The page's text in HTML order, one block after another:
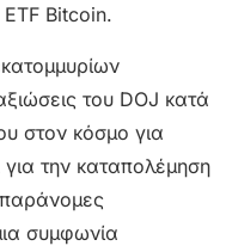
Bitcoin.
του DOJ κατά
στον κόσμο για
την καταπολέμηση
συμφωνία